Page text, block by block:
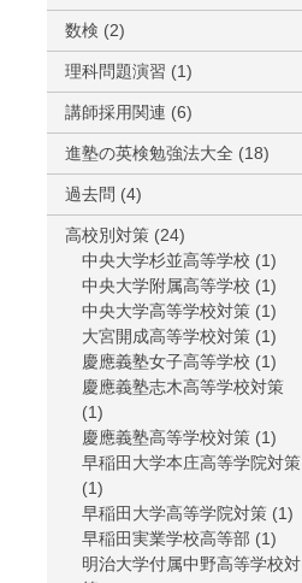
数検 (2)
理科問題演習 (1)
講師採用関連 (6)
進塾の英検勉強法大全 (18)
過去問 (4)
高校別対策 (24)
中央大学杉並高等学校 (1)
中央大学附属高等学校 (1)
中央大学高等学校対策 (1)
大宮開成高等学校対策 (1)
慶應義塾女子高等学校 (1)
慶應義塾志木高等学校対策
(1)
慶應義塾高等学校対策 (1)
早稲田大学本庄高等学院対策
(1)
早稲田大学高等学院対策 (1)
早稲田実業学校高等部 (1)
明治大学付属中野高等学校対